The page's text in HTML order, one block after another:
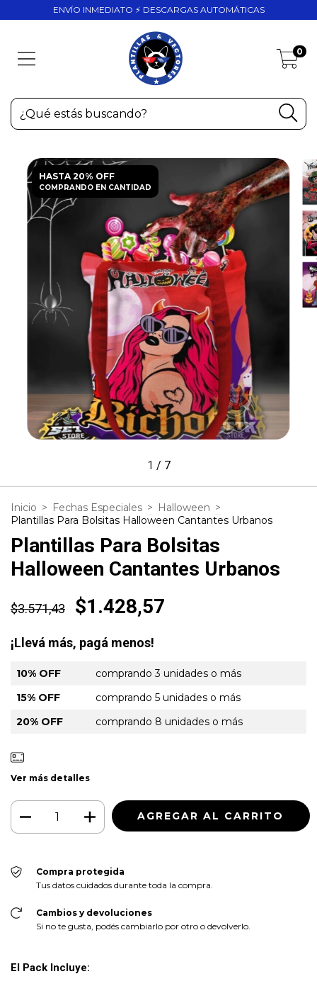
ENVÍO INMEDIATO ⚡ DESCARGAS AUTOMÁTICAS
0
HASTA 20% OFF
COMPRANDO EN CANTIDAD
1 / 7
Inicio > Fechas Especiales > Halloween >
Plantillas Para Bolsitas Halloween Cantantes Urbanos
Plantillas Para Bolsitas
Halloween Cantantes Urbanos
$3.571,43 $1.428,57
¡Llevá más, pagá menos!
10% OFF
comprando 3 unidades o más
15% OFF
comprando 5 unidades o más
20% OFF
comprando 8 unidades o más
Ver más detalles
Compra protegida
Tus datos cuidados durante toda la compra.
Cambios y devoluciones
Si no te gusta, podés cambiarlo por otro o devolverlo.
El Pack Incluye: